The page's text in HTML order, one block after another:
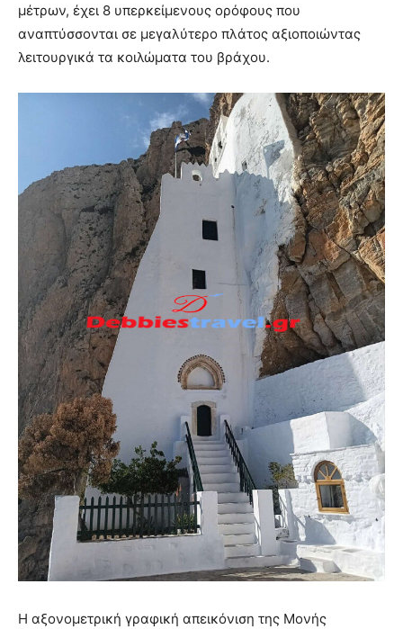
μέτρων, έχει 8 υπερκείμενους ορόφους που
αναπτύσσονται σε μεγαλύτερο πλάτος αξιοποιώντας
λειτουργικά τα κοιλώματα του βράχου.
Η αξονομετρική γραφική απεικόνιση της Μονής